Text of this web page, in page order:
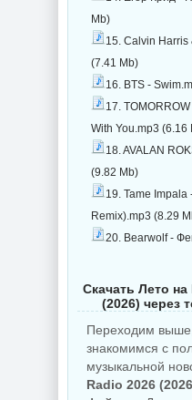
Mb)
15. Calvin Harris
(7.41 Mb)
16. BTS -
17.
With You.mp3 (6.16
18. AVALAN
(9.82 Mb)
19. Tame
Remix).mp3 (8.29
20. Bearwolf -
Скачать Лето
(2026) через
Переходим
знакомимся с
музыкальной
Radio 2026